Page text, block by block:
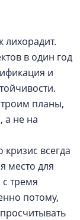
лихорадит.
в один год
и
планы,
а не на
кризис всегда
место для
тремя
потому,